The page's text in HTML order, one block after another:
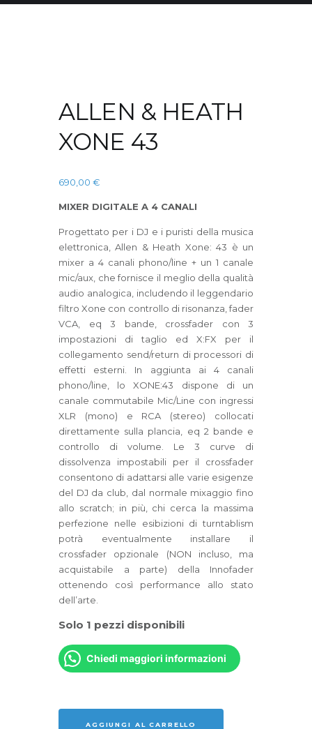
ALLEN & HEATH
XONE 43
690,00 €
MIXER DIGITALE A 4 CANALI
Progettato per i DJ e i puristi della musica
elettronica, Allen & Heath Xone: 43 è un
mixer a 4 canali phono/line + un 1 canale
mic/aux, che fornisce il meglio della qualità
audio analogica, includendo il leggendario
filtro Xone con controllo di risonanza, fader
VCA, eq 3 bande, crossfader con 3
impostazioni di taglio ed X:FX per il
collegamento send/return di processori di
effetti esterni. In aggiunta ai 4 canali
phono/line, lo XONE:43 dispone di un
canale commutabile Mic/Line con ingressi
XLR (mono) e RCA (stereo) collocati
direttamente sulla plancia, eq 2 bande e
controllo di volume. Le 3 curve di
dissolvenza impostabili per il crossfader
consentono di adattarsi alle varie esigenze
del DJ da club, dal normale mixaggio fino
allo scratch; in più, chi cerca la massima
perfezione nelle esibizioni di turntablism
potrà eventualmente installare il
crossfader opzionale (NON incluso, ma
acquistabile a parte) della Innofader
ottenendo così performance allo stato
dell’arte.
Solo 1 pezzi disponibili
Chiedi maggiori informazioni
HEATH
AGGIUNGI AL CARRELLO